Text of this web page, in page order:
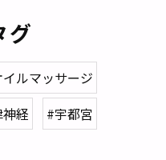
グ
ルマッサージ
経 #宇都宮